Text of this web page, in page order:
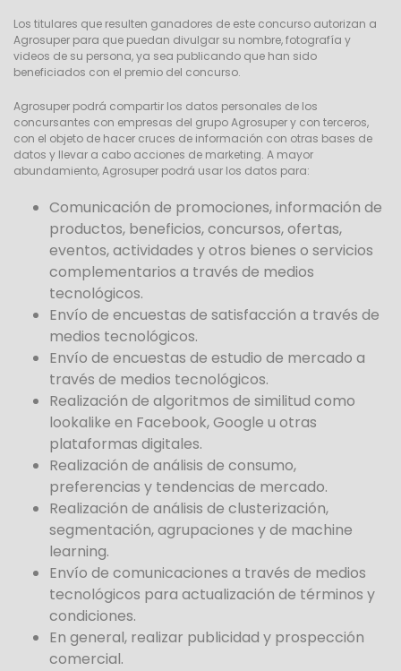
Los titulares que resulten ganadores de este concurso autorizan a
Agrosuper para que puedan divulgar su nombre, fotografía y
videos de su persona, ya sea publicando que han sido
beneficiados con el premio del concurso.
Agrosuper podrá compartir los datos personales de los
concursantes con empresas del grupo Agrosuper y con terceros,
con el objeto de hacer cruces de información con otras bases de
datos y llevar a cabo acciones de marketing. A mayor
abundamiento, Agrosuper podrá usar los datos para:
Comunicación de promociones, información de
productos, beneficios, concursos, ofertas,
eventos, actividades y otros bienes o servicios
complementarios a través de medios
tecnológicos.
Envío de encuestas de satisfacción a través de
medios tecnológicos.
Envío de encuestas de estudio de mercado a
través de medios tecnológicos.
Realización de algoritmos de similitud como
lookalike en Facebook, Google u otras
plataformas digitales.
Realización de análisis de consumo,
preferencias y tendencias de mercado.
Realización de análisis de clusterización,
segmentación, agrupaciones y de machine
learning.
Envío de comunicaciones a través de medios
tecnológicos para actualización de términos y
condiciones.
En general, realizar publicidad y prospección
comercial.